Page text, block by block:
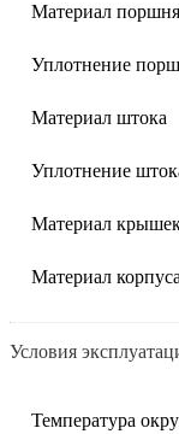
Материал поршня
Уплотнение
Материал штока
Уплотнение
Материал
Материал корпуса
Условия
Температура